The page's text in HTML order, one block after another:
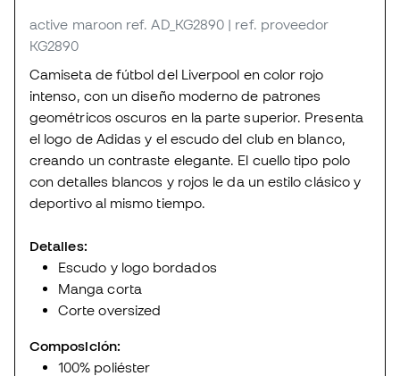
active maroon ref. AD_KG2890 | ref. proveedor
KG2890
Camiseta de fútbol del Liverpool en color rojo
intenso, con un diseño moderno de patrones
geométricos oscuros en la parte superior. Presenta
el logo de Adidas y el escudo del club en blanco,
creando un contraste elegante. El cuello tipo polo
con detalles blancos y rojos le da un estilo clásico y
deportivo al mismo tiempo.
Detalles:
Escudo y logo bordados
Manga corta
Corte oversized
Composición:
100% poliéster